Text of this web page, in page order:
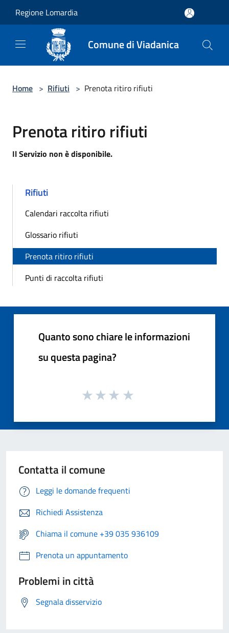
Regione Lomardia
Comune di Viadanica
Home > Rifiuti > Prenota ritiro rifiuti
Prenota ritiro rifiuti
Il Servizio non è disponibile.
Rifiuti
Calendari raccolta rifiuti
Glossario rifiuti
Prenota ritiro rifiuti
Punti di raccolta rifiuti
Quanto sono chiare le informazioni
su questa pagina?
Contatta il comune
Leggi le domande frequenti
Richiedi Assistenza
Chiama il comune +39 035 936109
Prenota un appuntamento
Problemi in città
Segnala disservizio